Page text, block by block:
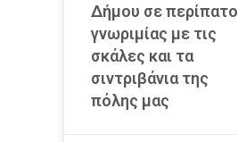
Δήμου σε περίπατο
γνωριμίας με τις
σκάλες και τα
σιντριβάνια της
πόλης μας